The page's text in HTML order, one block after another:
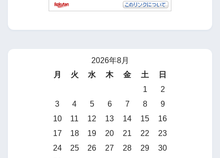
2026年8月
月
火 水 木 金 土
日
1
2
3
4 5 6 7 8
9
10
11 12 13 14 15
16
17
18 19 20 21 22
23
24
25 26 27 28 29
30